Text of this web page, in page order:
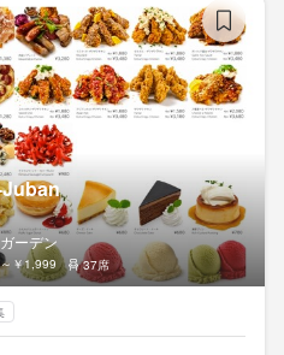
ーデン
～￥1,999 37席